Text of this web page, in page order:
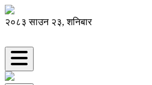
२०८३ साउन २३, शनिबार